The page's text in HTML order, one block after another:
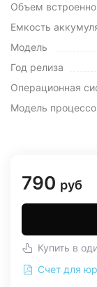
Объем
Емкость
Модель
Год релиза
Операционная
Модель
790 руб
Купить в
Счет для